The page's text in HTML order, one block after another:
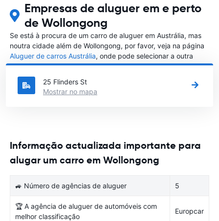
Empresas de aluguer em e perto
de Wollongong
Se está à procura de um carro de aluguer em Austrália, mas
noutra cidade além de Wollongong, por favor, veja na página
Aluguer de carros Austrália, onde pode selecionar a outra
cidade em Austrália que gostaria de alugar um carro
25 Flinders St
Mostrar no mapa
Informação actualizada importante para
alugar um carro em Wollongong
🚙 Número de agências de aluguer 5
🏆 A agência de aluguer de automóveis com
melhor classificação
Europcar